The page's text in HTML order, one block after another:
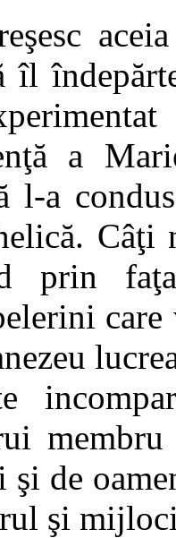
îl
a
l-a
prin
şi de
şi